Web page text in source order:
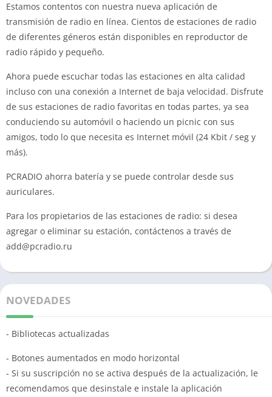
Estamos contentos con nuestra nueva aplicación de
transmisión de radio en línea. Cientos de estaciones de radio
de diferentes géneros están disponibles en reproductor de
radio rápido y pequeño.
Ahora puede escuchar todas las estaciones en alta calidad
incluso con una conexión a Internet de baja velocidad. Disfrute
de sus estaciones de radio favoritas en todas partes, ya sea
conduciendo su automóvil o haciendo un picnic con sus
amigos, todo lo que necesita es Internet móvil (24 Kbit / seg y
más).
PCRADIO ahorra batería y se puede controlar desde sus
auriculares.
Para los propietarios de las estaciones de radio: si desea
agregar o eliminar su estación, contáctenos a través de
add@pcradio.ru
NOVEDADES
- Bibliotecas actualizadas
- Botones aumentados en modo horizontal
- Si su suscripción no se activa después de la actualización, le
recomendamos que desinstale e instale la aplicación